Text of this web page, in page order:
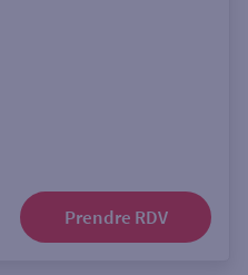
Prendre RDV